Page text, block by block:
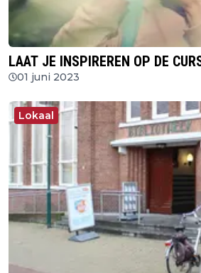
LAAT JE INSPIREREN OP DE
01 juni 2023
Lokaal